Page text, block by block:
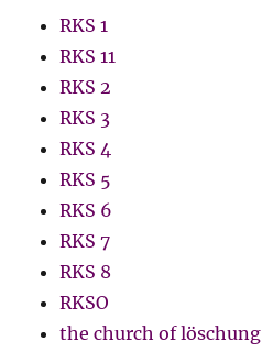
RKS 1
RKS 11
RKS 2
RKS 3
RKS 4
RKS 5
RKS 6
RKS 7
RKS 8
RKSO
the church of löschung